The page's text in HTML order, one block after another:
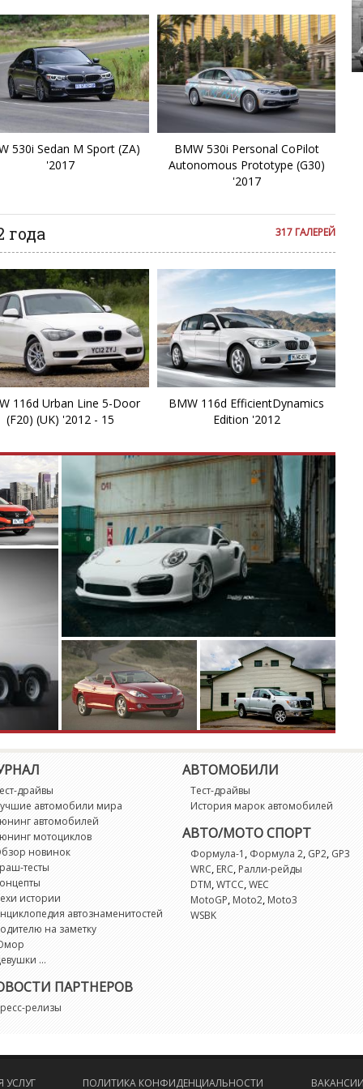
530i Sedan M Sport (ZA)
'2017
BMW 530i Personal CoPilot
Autonomous Prototype (G30)
'2017
317 ГАЛЕРЕЙ
года
116d Urban Line 5-Door
(F20) (UK) '2012 - 15
BMW 116d EfficientDynamics
Edition '2012
драйвы
автомобили мира
автомобилей
мотоциклов
новинок
тесты
истории
автознаменитостей
на заметку
...
ПАРТНЕРОВ
релизы
АВТОМОБИЛИ
Тест-драйвы
История марок автомобилей
АВТО/МОТО СПОРТ
Формула-1 , Формула 2, GP2, GP3
WRC,ERC,Ралли-рейды
DTM,WTCC,WEC
MotoGP,Moto2,Moto3
WSBK
УСЛУГ ПОЛИТИКА КОНФИДЕНЦИАЛЬНОСТИ ВАКАНСИИ